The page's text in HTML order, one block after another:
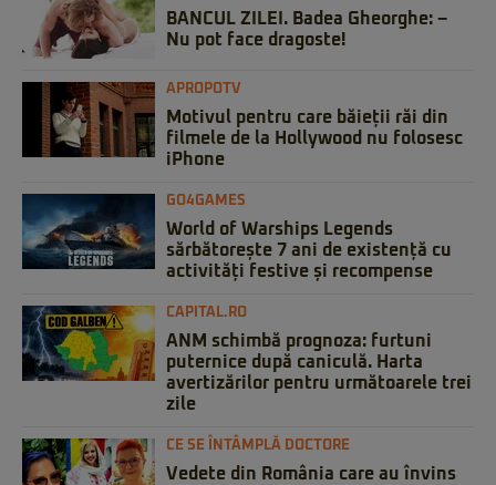
BANCUL ZILEI. Badea Gheorghe: –
Nu pot face dragoste!
APROPOTV
Motivul pentru care băieții răi din
filmele de la Hollywood nu folosesc
iPhone
GO4GAMES
World of Warships Legends
sărbătorește 7 ani de existență cu
activități festive și recompense
CAPITAL.RO
ANM schimbă prognoza: furtuni
puternice după caniculă. Harta
avertizărilor pentru următoarele trei
zile
CE SE ÎNTÂMPLĂ DOCTORE
Vedete din România care au învins